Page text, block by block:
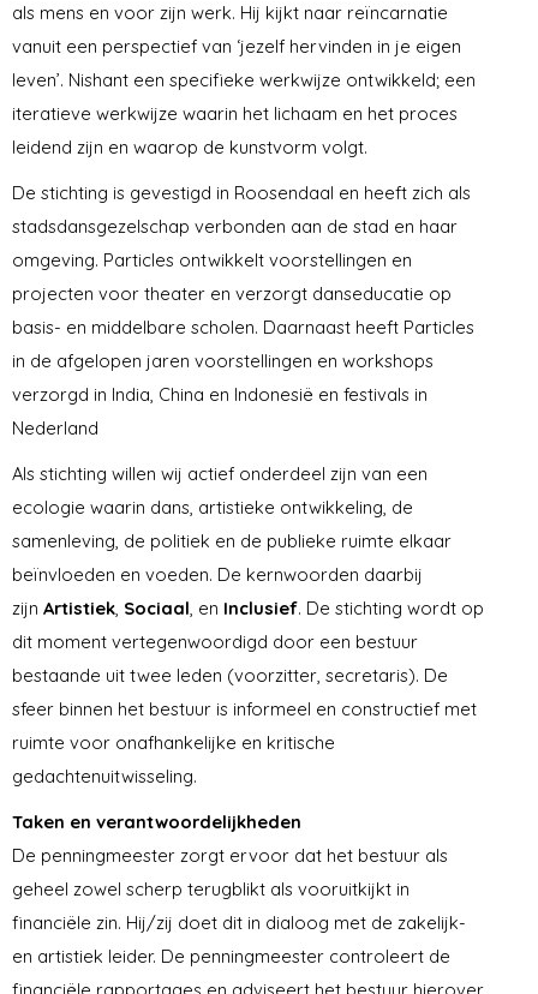
als mens en voor zijn werk. Hij kijkt naar reïncarnatie
vanuit een perspectief van ‘jezelf hervinden in je eigen
leven’. Nishant een specifieke werkwijze ontwikkeld; een
iteratieve werkwijze waarin het lichaam en het proces
leidend zijn en waarop de kunstvorm volgt.
De stichting is gevestigd in Roosendaal en heeft zich als
stadsdansgezelschap verbonden aan de stad en haar
omgeving. Particles ontwikkelt voorstellingen en
projecten voor theater en verzorgt danseducatie op
basis- en middelbare scholen. Daarnaast heeft Particles
in de afgelopen jaren voorstellingen en workshops
verzorgd in India, China en Indonesië en festivals in
Nederland
Als stichting willen wij actief onderdeel zijn van een
ecologie waarin dans, artistieke ontwikkeling, de
samenleving, de politiek en de publieke ruimte elkaar
beïnvloeden en voeden. De kernwoorden daarbij
zijn Artistiek, Sociaal, en Inclusief. De stichting wordt op
dit moment vertegenwoordigd door een bestuur
bestaande uit twee leden (voorzitter, secretaris). De
sfeer binnen het bestuur is informeel en constructief met
ruimte voor onafhankelijke en kritische
gedachtenuitwisseling.
Taken en verantwoordelijkheden
De penningmeester zorgt ervoor dat het bestuur als
geheel zowel scherp terugblikt als vooruitkijkt in
financiële zin. Hij/zij doet dit in dialoog met de zakelijk-
en artistiek leider. De penningmeester controleert de